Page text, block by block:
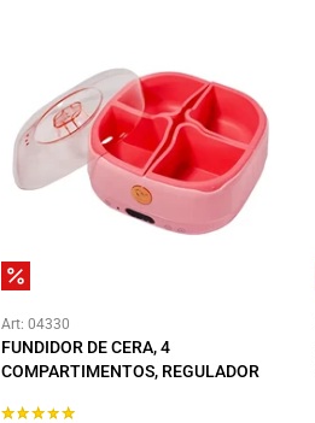
Art: 04330
FUNDIDOR DE CERA, 4
COMPARTIMENTOS, REGULADOR